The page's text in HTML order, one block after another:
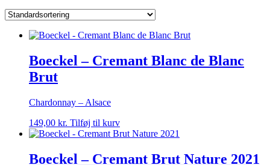
Boeckel – Cremant Blanc de Blanc
Brut
Chardonnay – Alsace
149,00 kr. Tilføj til kurv
Boeckel – Cremant Brut Nature 2021